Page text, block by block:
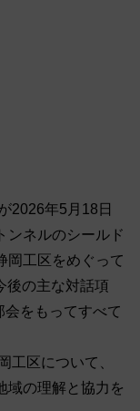
2026年5月18日
ンネルのシールド
岡工区をめぐって
後の主な対話項
をもってすべて
工区について、
域の理解と協力を